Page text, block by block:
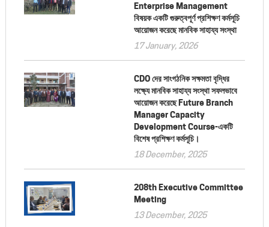
Enterprise Management
বিষয়ক একটি গুরুত্বপূর্ণ প্রশিক্ষণ কর্মসূচি
আয়োজন করেছে মানবিক সাহায্য সংস্থা
17 January, 2026
CDO দের সাংগঠনিক সক্ষমতা বৃদ্ধির
লক্ষ্যে মানবিক সাহায্য সংস্থা সফলভাবে
আয়োজন করেছে Future Branch
Manager Capacity
Development Course-একটি
বিশেষ প্রশিক্ষণ কর্মসূচি।
18 December, 2025
208th Executive Committee
Meeting
13 December, 2025